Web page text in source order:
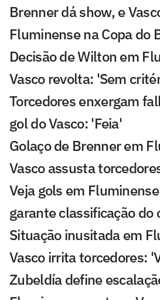
Brenner dá show, e
Fluminense na Copa do
Decisão de Wilton em
Vasco revolta: 'Sem
Torcedores enxergam
gol do Vasco: 'Feia'
Golaço de Brenner em
Vasco assusta
Veja gols em
garante classificação
Situação inusitada em
Vasco irrita torcedores:
Zubeldía define